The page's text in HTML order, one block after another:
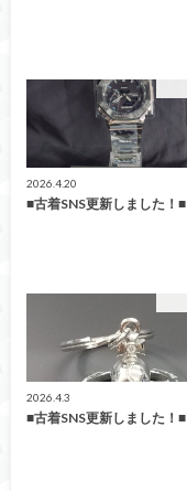
2026.4.20
■古着SNS更新しました！■
2026.4.3
■古着SNS更新しました！■